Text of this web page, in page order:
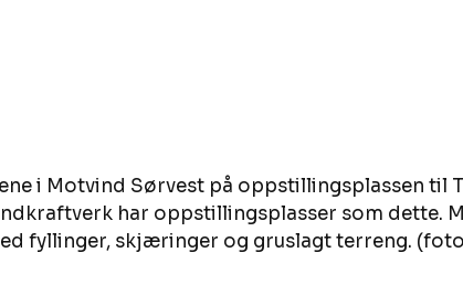
i Motvind Sørvest på oppstillingsplassen til
har oppstillingsplasser som dette.
fyllinger, skjæringer og gruslagt terreng.